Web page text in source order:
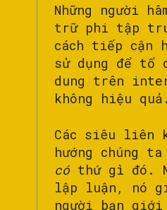
Những người
trữ phi tập
cách tiếp cận
sử dụng để tổ
dung trên
không hiệu quả.
Các siêu liên
hướng chúng ta
có thứ gì đó.
lập luận, nó
người bạn